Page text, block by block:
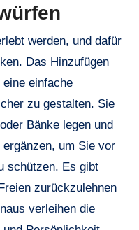
werden, und dafür
Das Hinzufügen
einfache
zu gestalten. Sie
Bänke legen und
um Sie vor
schützen. Es gibt
zurückzulehnen
verleihen die